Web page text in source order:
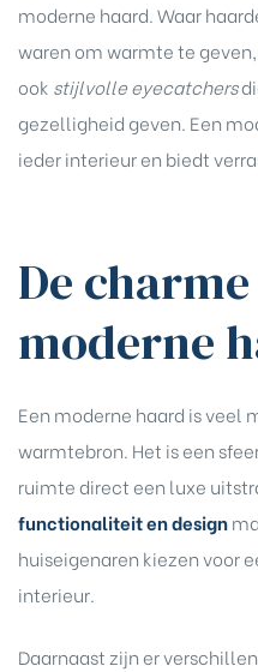
moderne haard. Waar
waren om warmte te
ook stijlvolle eyecatchers
gezelligheid geven. Een
ieder interieur en biedt
De
moderne
Een moderne haard is veel
warmtebron. Het is een
ruimte direct een luxe
functionaliteit en design
huiseigenaren kiezen voor
interieur.
Daarnaast zijn er